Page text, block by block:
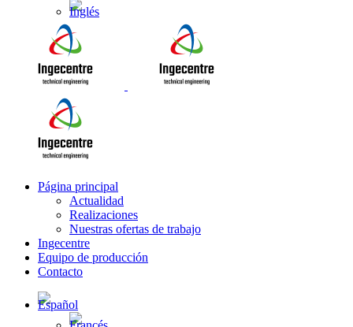
Página principal
Actualidad
Realizaciones
Nuestras ofertas de trabajo
Ingecentre
Equipo de producción
Contacto